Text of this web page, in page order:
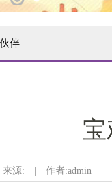
伴
宝
来源: | 作者:admin |